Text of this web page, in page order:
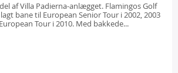
af Villa Padierna-anlægget. Flamingos Golf
bane til European Senior Tour i 2002, 2003
Tour i 2010. Med bakkede...